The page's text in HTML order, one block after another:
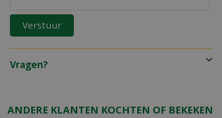
Vragen?
ANDERE KLANTEN KOCHTEN OF BEKEKEN